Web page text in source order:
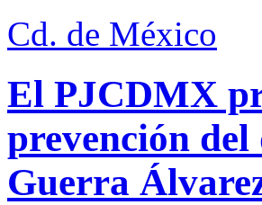
Cd. de México
El PJCDMX
prevención del
Guerra